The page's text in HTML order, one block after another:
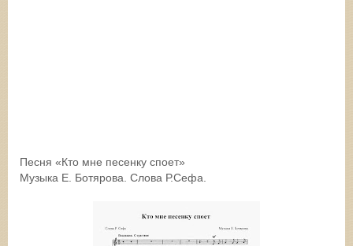
Песня «Кто мне песенку споет»
Музыка Е. Ботярова. Слова Р.Сефа.